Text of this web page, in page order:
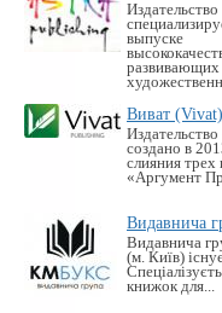
Издательство
выпуске
развивающих
Виват (Vivat)
создано в
слияния трех
«Аргумент
Видавнича
Видавнича
(м. Київ)
книжок для...